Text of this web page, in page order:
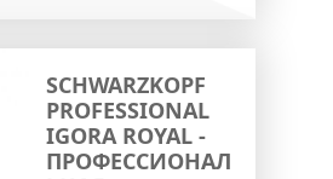
SCHWARZKOPF
PROFESSIONAL
IGORA ROYAL -
ПРОФЕССИОНАЛ